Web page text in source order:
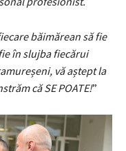
băimărean să fie
în slujba fiecărui
vă aștept la
că SE POATE!”